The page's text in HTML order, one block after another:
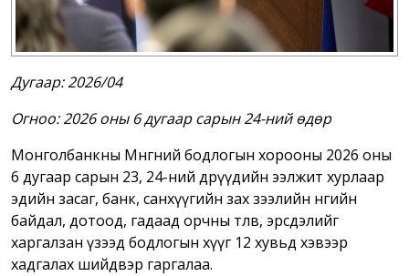
Дугаар: 2026/04
Огноо: 2026 оны 6 дугаар сарын 24-ний өдөр
Монголбанкны Мөнгөний бодлогын хорооны 2026 оны
6 дугаар сарын 23, 24-ний өдрүүдийн ээлжит хурлаар
эдийн засаг, банк, санхүүгийн зах зээлийн өнөөгийн
байдал, дотоод, гадаад орчны төлөв, эрсдэлийг
харгалзан үзээд бодлогын хүүг 12 хувьд хэвээр
хадгалах шийдвэр гаргалаа.